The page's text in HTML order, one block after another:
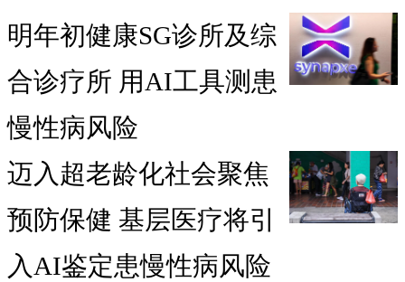
明年初健康SG诊所及综
合诊疗所 用AI工具测患
慢性病风险
迈入超老龄化社会聚焦
预防保健 基层医疗将引
入AI鉴定患慢性病风险